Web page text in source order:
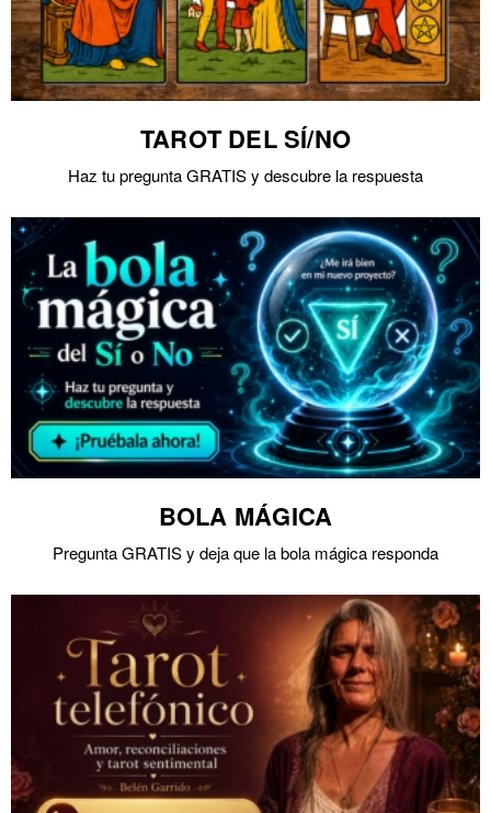
TAROT DEL SÍ/NO
Haz tu pregunta GRATIS y descubre la respuesta
BOLA MÁGICA
Pregunta GRATIS y deja que la bola mágica responda